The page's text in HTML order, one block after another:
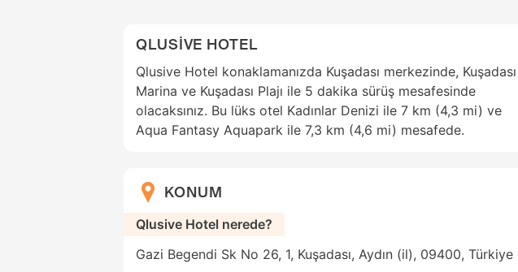
QLUSİVE HOTEL
Qlusive Hotel konaklamanızda Kuşadası merkezinde, Kuşadası
Marina ve Kuşadası Plajı ile 5 dakika sürüş mesafesinde
olacaksınız. Bu lüks otel Kadınlar Denizi ile 7 km (4,3 mi) ve
Aqua Fantasy Aquapark ile 7,3 km (4,6 mi) mesafede.
KONUM
Qlusive Hotel nerede?
Gazi Begendi Sk No 26, 1, Kuşadası, Aydın (il), 09400, Türkiye